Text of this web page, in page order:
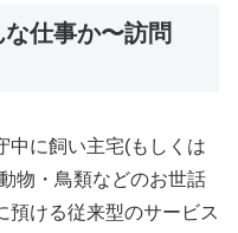
仕事か〜訪問
中に飼い主宅(もしくは
物・鳥類などのお世話
預ける従来型のサービス